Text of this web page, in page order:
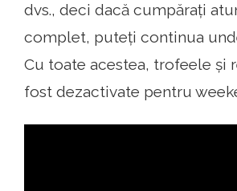
dvs., deci dacă cumpărați
complet, puteți continua
Cu toate acestea, trofeele și
fost dezactivate pentru